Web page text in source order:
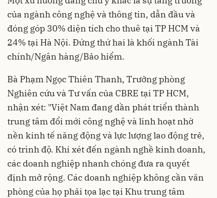
của ngành công nghệ và thông tin, dẫn đầu và
đóng góp 30% diện tích cho thuê tại TP HCM và
24% tại Hà Nội. Đứng thứ hai là khối ngành Tài
chính/Ngân hàng/Bảo hiểm.
Bà Phạm Ngọc Thiên Thanh, Trưởng phòng
Nghiên cứu và Tư vấn của CBRE tại TP HCM,
nhận xét: "Việt Nam đang dần phát triển thành
trung tâm đổi mới công nghệ và linh hoạt nhờ
nền kinh tế năng động và lực lượng lao động trẻ,
có trình độ. Khi xét đến ngành nghề kinh doanh,
các doanh nghiệp nhanh chóng đưa ra quyết
định mở rộng. Các doanh nghiệp không cần văn
phòng của họ phải tọa lạc tại Khu trung tâm